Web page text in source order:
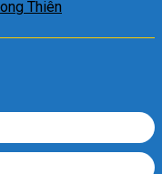
Thiên